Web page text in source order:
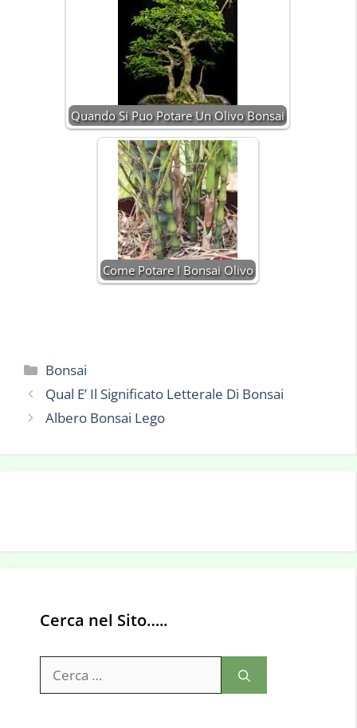
Quando Si Puo Potare Un Olivo Bonsai
Come Potare I Bonsai Olivo
Categorie
Bonsai
Qual E’ Il Significato Letterale Di Bonsai
Albero Bonsai Lego
Cerca nel Sito…..
per: